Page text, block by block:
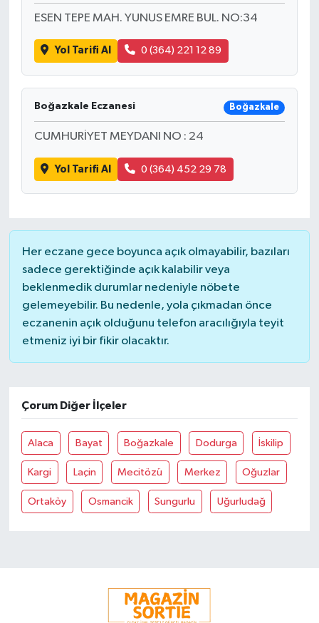
ESEN TEPE MAH. YUNUS EMRE BUL. NO:34
Yol Tarifi Al 0 (364) 221 12 89
Boğazkale Eczanesi Boğazkale
CUMHURİYET MEYDANI NO : 24
Yol Tarifi Al 0 (364) 452 29 78
Her eczane gece boyunca açık olmayabilir, bazıları
sadece gerektiğinde açık kalabilir veya
beklenmedik durumlar nedeniyle nöbete
gelemeyebilir. Bu nedenle, yola çıkmadan önce
eczanenin açık olduğunu telefon aracılığıyla teyit
etmeniz iyi bir fikir olacaktır.
Çorum Diğer İlçeler
Alaca Bayat Boğazkale Dodurga İskilip
Kargi Laçin Mecitözü Merkez Oğuzlar
Ortaköy Osmancik Sungurlu Uğurludağ